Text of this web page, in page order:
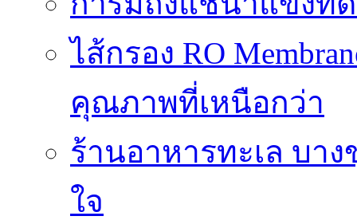
ไส้กรอง RO
คุณภาพที่เหนือกว่า
ร้านอาหารทะเล บา
ใจ